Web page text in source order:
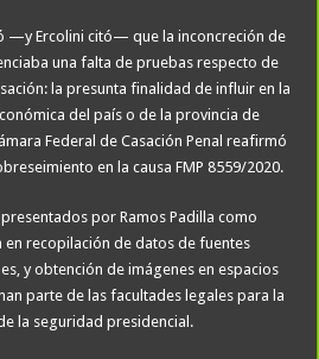
—y Ercolini citó— que la inconcreción de
una falta de pruebas respecto de
la presunta finalidad de influir en la
del país o de la provincia de
Federal de Casación Penal reafirmó
en la causa FMP 8559/2020.
por Ramos Padilla como
en recopilación de datos de fuentes
y obtención de imágenes en espacios
parte de las facultades legales para la
la seguridad presidencial.